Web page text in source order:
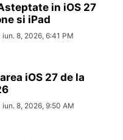
in iOS 27
si iPad
iun. 8, 2026, 6:41 PM
iOS 27 de la
iun. 8, 2026, 9:50 AM